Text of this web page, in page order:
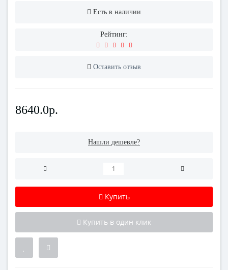
Есть в наличии
Рейтинг:
Оставить отзыв
8640.0р.
Нашли дешевле?
Купить
Купить в один клик